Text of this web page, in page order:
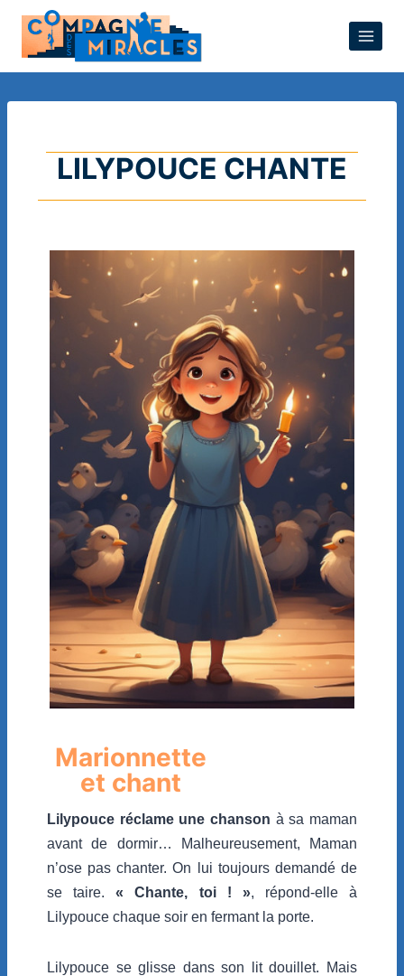
LILYPOUCE CHANTE
Marionnette
et chant
Lilypouce réclame une chanson à sa maman
avant de dormir… Malheureusement, Maman
n’ose pas chanter. On lui toujours demandé de
se taire.« Chante, toi ! », répond-elle à
Lilypouce chaque soir en fermant la porte.
Lilypouce se glisse dans son lit douillet. Mais